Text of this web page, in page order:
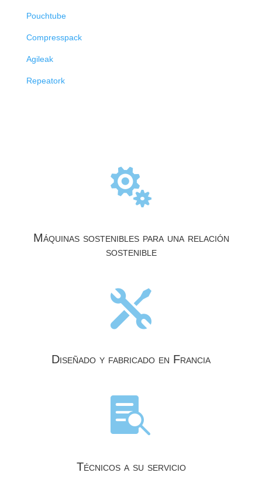
Pouchtube
Compresspack
Agileak
Repeatork

Máquinas sostenibles para una relación
sostenible

Diseñado y fabricado en Francia

Técnicos a su servicio